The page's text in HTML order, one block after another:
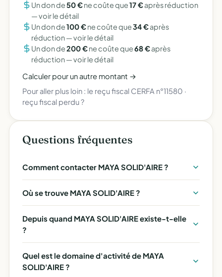
Un don de50 €ne coûte que17 €après réduction
—voir le détail
Un don de100 €ne coûte que34 €après
réduction —voir le détail
Un don de200 €ne coûte que68 €après
réduction —voir le détail
Calculer pour un autre montant →
Pour aller plus loin : le reçu fiscal CERFA n°11580 ·
reçu fiscal perdu ?
Questions fréquentes
Comment contacter MAYA SOLID'AIRE ?
Où se trouve MAYA SOLID'AIRE ?
Depuis quand MAYA SOLID'AIRE existe-t-elle
?
Quel est le domaine d'activité de MAYA
SOLID'AIRE ?